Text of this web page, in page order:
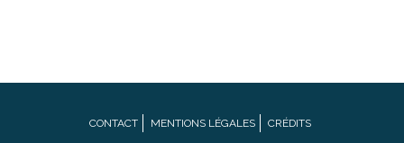
FooterCONTACT MENTIONS LÉGALES CRÉDITS